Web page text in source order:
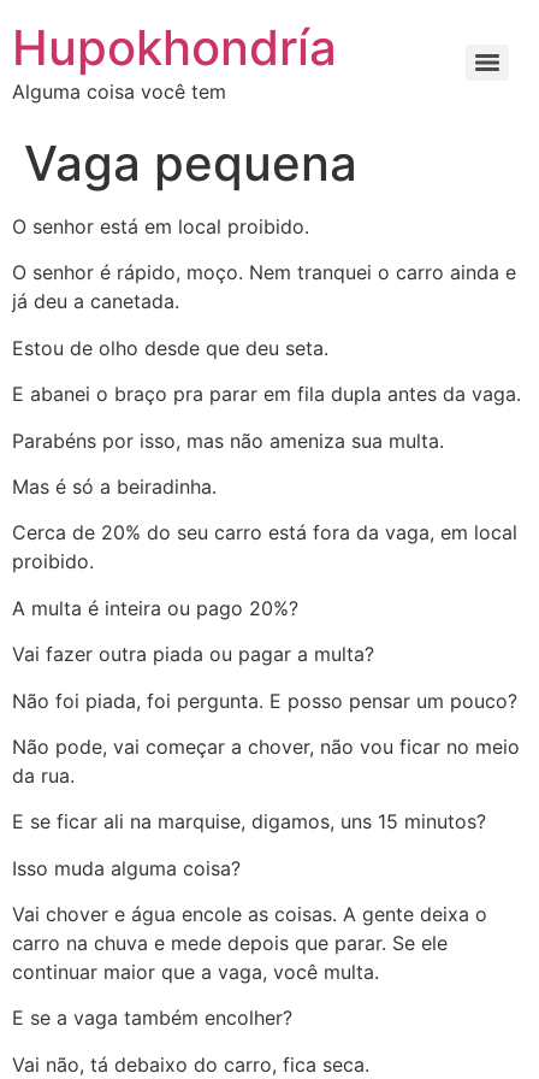
para
conteúdo
Hupokhondría
Alguma coisa você tem
Vaga pequena
O senhor está em local proibido.
O senhor é rápido, moço. Nem tranquei o carro ainda e
já deu a canetada.
Estou de olho desde que deu seta.
E abanei o braço pra parar em fila dupla antes da vaga.
Parabéns por isso, mas não ameniza sua multa.
Mas é só a beiradinha.
Cerca de 20% do seu carro está fora da vaga, em local
proibido.
A multa é inteira ou pago 20%?
Vai fazer outra piada ou pagar a multa?
Não foi piada, foi pergunta. E posso pensar um pouco?
Não pode, vai começar a chover, não vou ficar no meio
da rua.
E se ficar ali na marquise, digamos, uns 15 minutos?
Isso muda alguma coisa?
Vai chover e água encole as coisas. A gente deixa o
carro na chuva e mede depois que parar. Se ele
continuar maior que a vaga, você multa.
E se a vaga também encolher?
Vai não, tá debaixo do carro, fica seca.